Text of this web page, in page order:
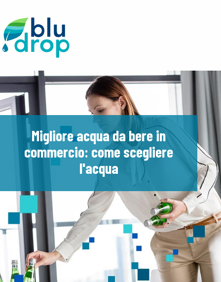
Migliore acqua da bere in
commercio: come scegliere
l'acqua